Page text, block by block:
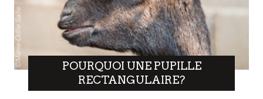
POURQUOI UNE PUPILLE
RECTANGULAIRE?